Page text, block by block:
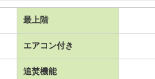
最上階
エアコン付き
追焚機能